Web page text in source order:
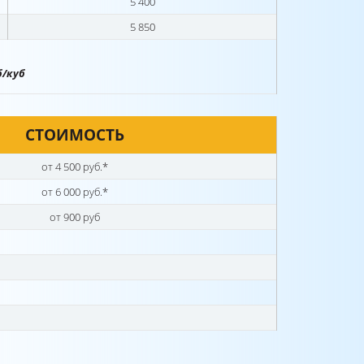
5 850
куб
СТОИМОСТЬ
от 4 500 руб.*
от 6 000 руб.*
от 900 руб